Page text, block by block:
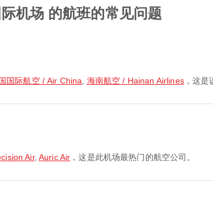
机场 的航班的常见问题
国际航空 / Air China 海南航空 / Hainan Airlines，这是
Air, Auric Air ，这是此机场最热门的航空公司。